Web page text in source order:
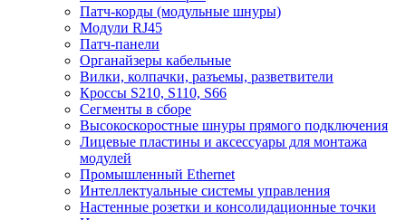
Патч-корды (модульные шнуры)
Модули RJ45
Патч-панели
Органайзеры кабельные
Вилки, колпачки, разъемы, разветвители
Кроссы S210, S110, S66
Сегменты в сборе
Высокоскоростные шнуры прямого подключения
Лицевые пластины и аксессуары для монтажа
модулей
Промышленный Ethernet
Интеллектуальные системы управления
Настенные розетки и консолидационные точки